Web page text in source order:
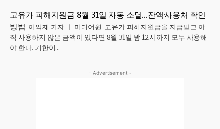
고유가 피해지원금 8월 31일 자동 소멸…잔액·사용처 확인
방법 이억재 기자 ㅣ 미디어원 고유가 피해지원금을 지급받고 아
직 사용하지 않은 금액이 있다면 8월 31일 밤 12시까지 모두 사용해
야 한다. 기한이...
- Advertisement -